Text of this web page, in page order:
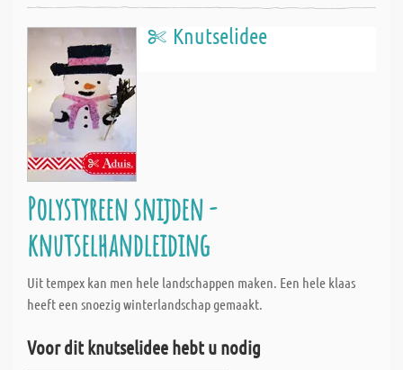
Knutselidee
Polystyreen snijden -
knutselhandleiding
Uit tempex kan men hele landschappen maken. Een hele klaas
heeft een snoezig winterlandschap gemaakt.
Voor dit knutselidee hebt u nodig